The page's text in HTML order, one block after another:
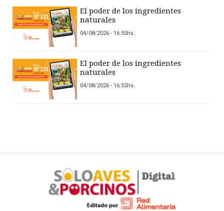
El poder de los ingredientes
naturales
04/08/2026 - 16:55hs.
El poder de los ingredientes
naturales
04/08/2026 - 16:55hs.